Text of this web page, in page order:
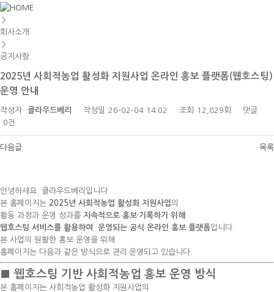
＞
회사소개
＞
공지사항
2025년 사회적농업 활성화 지원사업 온라인 홍보 플랫폼(웹호스팅)
운영 안내
작성자 클라우드베리 작성일 26-02-04 14:02 조회 12,829회
댓글
0건
다음글 목록
안녕하세요. 클라우드베리입니다.
본 홈페이지는 2025년 사회적농업 활성화 지원사업의
활동 과정과 운영 성과를 지속적으로 홍보·기록하기 위해
웹호스팅 서비스를 활용하여 운영되는 공식 온라인 홍보 플랫폼입니다.
본 사업의 원활한 홍보 운영을 위해
홈페이지는 다음과 같은 방식으로 관리·운영되고 있습니다.
■ 웹호스팅 기반 사회적농업 홍보 운영 방식
본 홈페이지는 사회적농업 활성화 지원사업의